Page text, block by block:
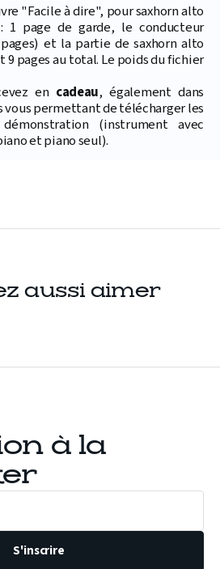
"Facile à dire", pour saxhorn alto
1 page de garde, le conducteur
et la partie de saxhorn alto
9 pages au total. Le poids du fichier
en cadeau, également dans
permettant de télécharger les
(instrument avec
et piano seul).
aussi aimer
à la
S'inscrire